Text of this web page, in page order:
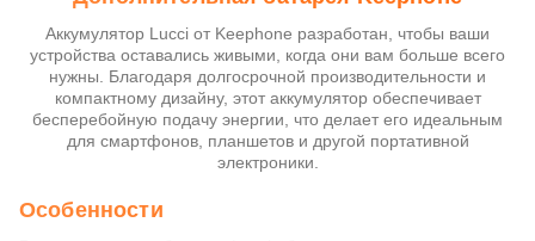
Аккумулятор Lucci от Keephone разработан, чтобы ваши
устройства оставались живыми, когда они вам больше всего
нужны. Благодаря долгосрочной производительности и
компактному дизайну, этот аккумулятор обеспечивает
бесперебойную подачу энергии, что делает его идеальным
для смартфонов, планшетов и другой портативной
электроники.
Особенности